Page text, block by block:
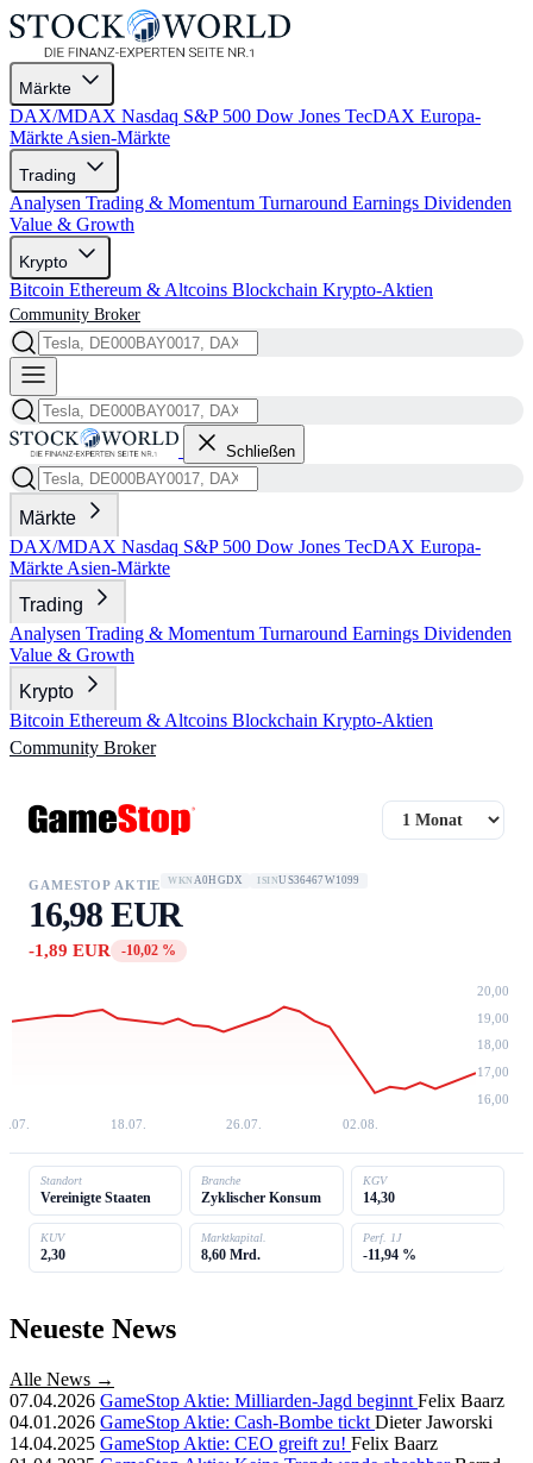
Märkte
DAX/MDAX Nasdaq S&P 500 Dow Jones TecDAX Europa-
Märkte Asien-Märkte
Trading
Analysen Trading & Momentum Turnaround Earnings Dividenden
Value & Growth
Krypto
Bitcoin Ethereum & Altcoins Blockchain Krypto-Aktien
Community Broker
Schließen
Märkte
DAX/MDAX Nasdaq S&P 500 Dow Jones TecDAX Europa-
Märkte Asien-Märkte
Trading
Analysen Trading & Momentum Turnaround Earnings Dividenden
Value & Growth
Krypto
Bitcoin Ethereum & Altcoins Blockchain Krypto-Aktien
Community Broker
GAMESTOP AKTIE WKN A0HGDX ISINUS36467W1099
16,98 EUR
-1,89 EUR -10,02 %
20,00
19,00
18,00
17,00
16,00
18.07. 26.07. 02.08.
Standort
Vereinigte Staaten
Branche
Zyklischer Konsum
KGV
14,30
KUV
2,30
Marktkapital.
8,60 Mrd.
Perf. 1J
-11,94 %
Neueste News
Alle News →
07.04.2026 GameStop Aktie: Milliarden-Jagd beginnt Felix Baarz
04.01.2026 GameStop Aktie: Cash-Bombe tickt Dieter Jaworski
14.04.2025 GameStop Aktie: CEO greift zu! Felix Baarz